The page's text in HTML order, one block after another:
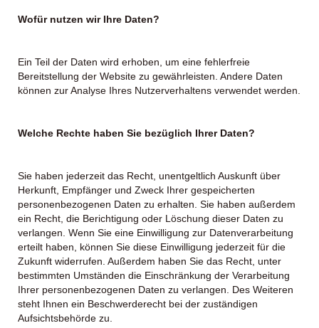
Wofür nutzen wir Ihre Daten?
Ein Teil der Daten wird erhoben, um eine fehlerfreie
Bereitstellung der Website zu gewährleisten. Andere Daten
können zur Analyse Ihres Nutzerverhaltens verwendet werden.
Welche Rechte haben Sie bezüglich Ihrer Daten?
Sie haben jederzeit das Recht, unentgeltlich Auskunft über
Herkunft, Empfänger und Zweck Ihrer gespeicherten
personenbezogenen Daten zu erhalten. Sie haben außerdem
ein Recht, die Berichtigung oder Löschung dieser Daten zu
verlangen. Wenn Sie eine Einwilligung zur Datenverarbeitung
erteilt haben, können Sie diese Einwilligung jederzeit für die
Zukunft widerrufen. Außerdem haben Sie das Recht, unter
bestimmten Umständen die Einschränkung der Verarbeitung
Ihrer personenbezogenen Daten zu verlangen. Des Weiteren
steht Ihnen ein Beschwerderecht bei der zuständigen
Aufsichtsbehörde zu.